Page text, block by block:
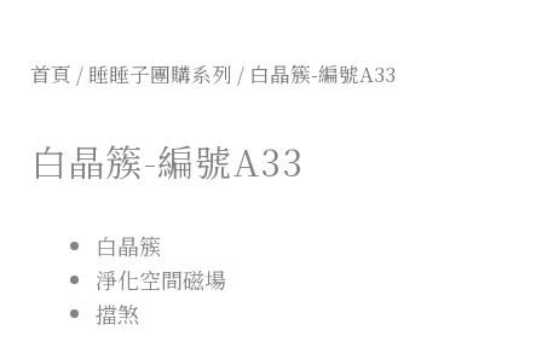
首頁 / 睡睡子團購系列 / 白晶簇-編號A33
白晶簇-編號A33
白晶簇
淨化空間磁場
擋煞